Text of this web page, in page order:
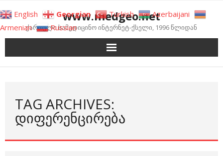
to
content
www.medgeo.net
ქართული სამედიცინო ინტერნეტ-ქსელი, 1996 წლიდან
TAG ARCHIVES:
ᲓᲘᲤᲔᲠᲔᲜᲪᲘᲠᲔᲑᲐ
English Georgian Turkish
Azerbaijani
Armenian
Russian